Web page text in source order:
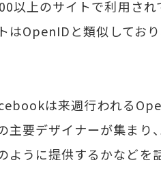
以上のサイトで利用さ
はOpenIDと類似しており
は来週行われる
主要デザイナーが集ま
ように提供するかなどを